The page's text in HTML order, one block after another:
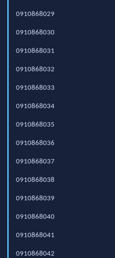
0910868029
0910868030
0910868031
0910868032
0910868033
0910868034
0910868035
0910868036
0910868037
0910868038
0910868039
0910868040
0910868041
0910868042